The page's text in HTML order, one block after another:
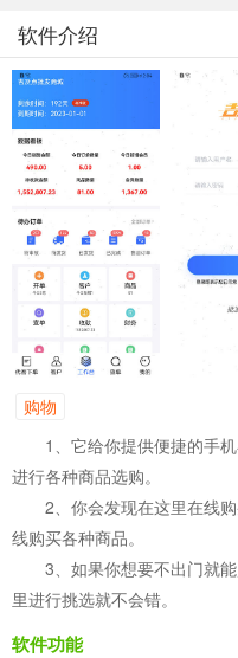
软件介绍
购物
1、它给你提供便捷的手
进行各种商品选购。
2、你会发现在这里在线
线购买各种商品。
3、如果你想要不出门就
里进行挑选就不会错。
软件功能